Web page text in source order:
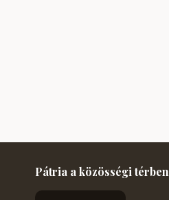
Pátria a közösségi térben